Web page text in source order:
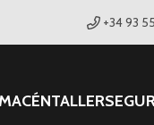
+34 93
TALLER